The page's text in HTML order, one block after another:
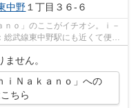
中野 １丁目３６-６
ｏ」のここがイチオシ。ｉ－
武線東中野駅にも近くて便
せん。
ｉＮａｋａｎｏ」への
ちら